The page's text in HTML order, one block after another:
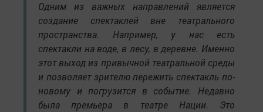
Одним из важных направлений является
создание спектаклей вне театрального
пространства. Например, у нас есть
спектакли на воде, в лесу, в деревне. Именно
этот выход из привычной театральной среды
и позволяет зрителю пережить спектакль по-
новому и погрузится в событие. Недавно
была премьера в театре Нации. Это